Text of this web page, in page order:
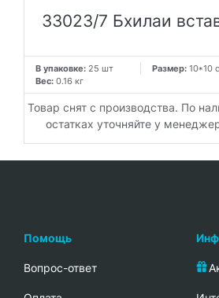
33023/7 Бхилаи
В упаковке: 25 шт Размер:10*10
Вес: 0.16 кг
Товар снят с производства. По
остатках уточняйте у
Помощь
Вопрос-ответ